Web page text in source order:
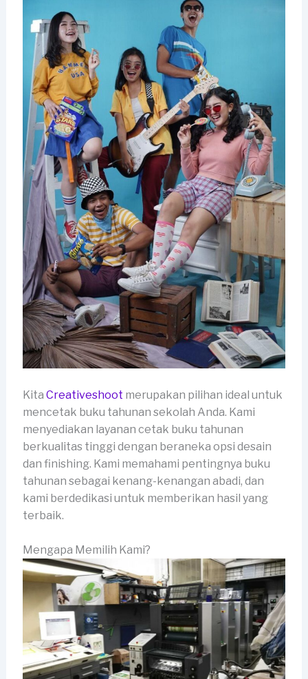
Kita Creativeshoot merupakan pilihan ideal untuk
mencetak buku tahunan sekolah Anda. Kami
menyediakan layanan cetak buku tahunan
berkualitas tinggi dengan beraneka opsi desain
dan finishing. Kami memahami pentingnya buku
tahunan sebagai kenang-kenangan abadi, dan
kami berdedikasi untuk memberikan hasil yang
terbaik.
Mengapa Memilih Kami?